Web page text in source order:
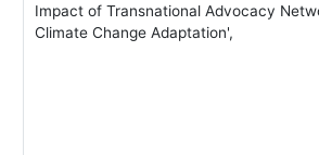
Impact of Transnational Advocacy
Climate Change Adaptation',